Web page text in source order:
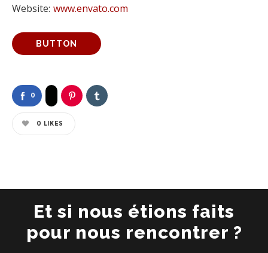
Website: www.envato.com
BUTTON
0
0 LIKES
Et si nous étions faits
pour nous rencontrer ?